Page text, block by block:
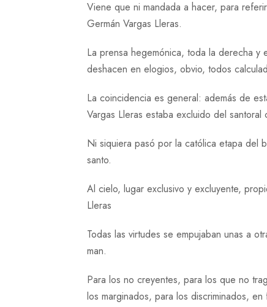
Viene que ni mandada a hacer, para
Germán Vargas Lleras.
La prensa hegemónica, toda la derecha
deshacen en elogios, obvio, todos
La coincidencia es general: además de
Vargas Lleras estaba excluido del
Ni siquiera pasó por la católica etapa del
santo.
Al cielo, lugar exclusivo y excluyente,
Lleras
Todas las virtudes se empujaban unas a
man.
Para los no creyentes, para los que no
los marginados, para los discriminados,